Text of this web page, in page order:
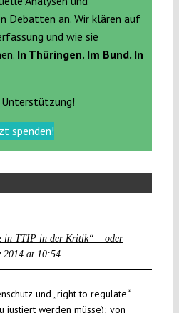
Debatten an. Wir klären auf
und wie sie
In Thüringen. Im Bund. In
spenden!
in TTIP in der Kritik“ – oder
2014 at 10:54
und „right to regulate“
justiert werden müsse); von